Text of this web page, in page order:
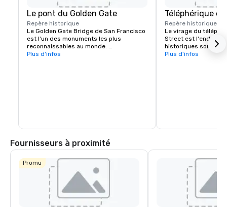
Le pont du Golden Gate
Repère historique
Le Golden Gate Bridge de San Francisco
est l'un des monuments les plus
reconnaissables au monde.
L'emblématique pont suspendu est
Plus d'infos
Téléphérique
Repère historique
Le virage du
Street est l'endroit
historiques sont
pour changer de
Plus d'infos
Fournisseurs à proximité
Promu